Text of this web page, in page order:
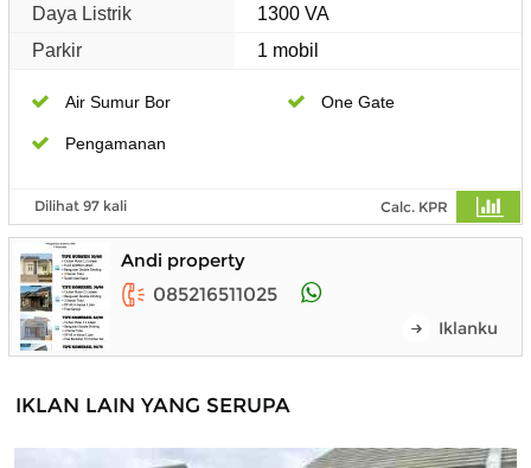
Daya Listrik
1300 VA
Parkir
1 mobil
Air Sumur Bor One Gate
Pengamanan
Dilihat 97 kali Calc. KPR
Andi property
085216511025
Iklanku
IKLAN LAIN YANG SERUPA